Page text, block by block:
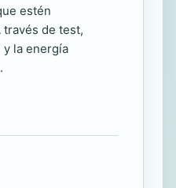
estén
través de test,
la energía